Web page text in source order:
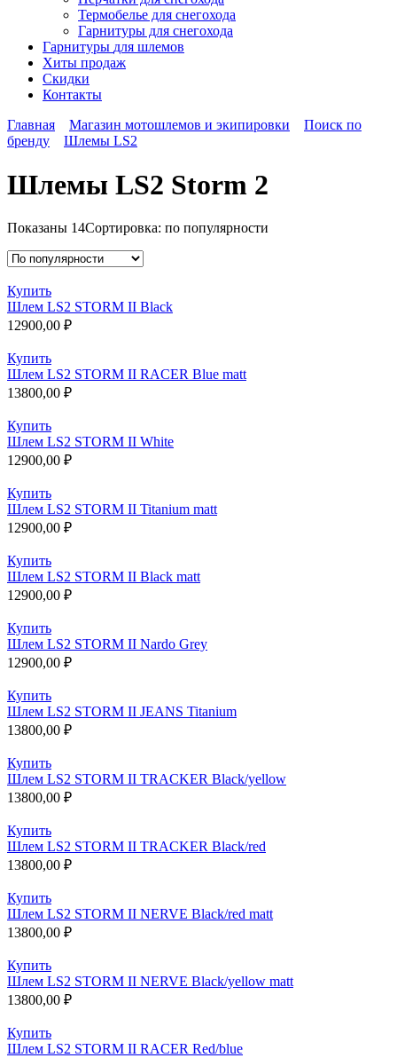
Термобелье для снегохода
Гарнитуры для снегохода
Гарнитуры для шлемов
Хиты продаж
Скидки
Контакты
Главная
Магазин мотошлемов и экипировки
Поиск по
бренду
Шлемы LS2
Шлемы LS2 Storm 2
Показаны 14Сортировка: по популярности
Купить
Шлем LS2 STORM II Black
12900,00 ₽
Купить
Шлем LS2 STORM II RACER Blue matt
13800,00 ₽
Купить
Шлем LS2 STORM II White
12900,00 ₽
Купить
Шлем LS2 STORM II Titanium matt
12900,00 ₽
Купить
Шлем LS2 STORM II Black matt
12900,00 ₽
Купить
Шлем LS2 STORM II Nardo Grey
12900,00 ₽
Купить
Шлем LS2 STORM II JEANS Titanium
13800,00 ₽
Купить
Шлем LS2 STORM II TRACKER Black/yellow
13800,00 ₽
Купить
Шлем LS2 STORM II TRACKER Black/red
13800,00 ₽
Купить
Шлем LS2 STORM II NERVE Black/red matt
13800,00 ₽
Купить
Шлем LS2 STORM II NERVE Black/yellow matt
13800,00 ₽
Купить
Шлем LS2 STORM II RACER Red/blue